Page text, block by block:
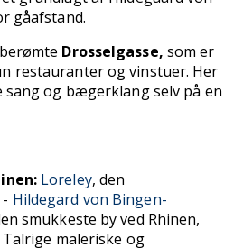
gåafstand.
Drosselgasse, som er
restauranter og vinstuer. Her
og bægerklang selv på en
Loreley, den
Hildegard von Bingen-
smukkeste by ved Rhinen,
maleriske og